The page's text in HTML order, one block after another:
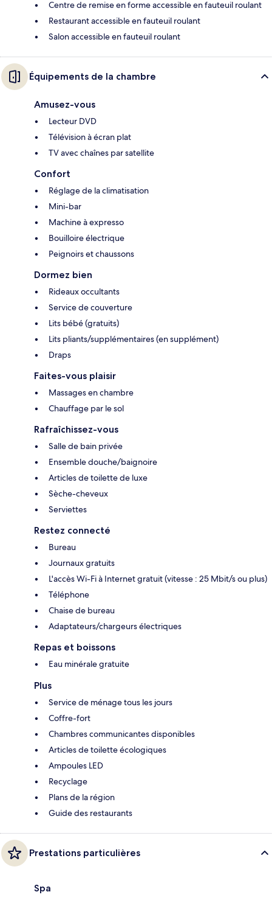
Centre de remise en forme accessible en fauteuil roulant
Restaurant accessible en fauteuil roulant
Salon accessible en fauteuil roulant
Équipements de la chambre
Amusez-vous
Lecteur DVD
Télévision à écran plat
TV avec chaînes par satellite
Confort
Réglage de la climatisation
Mini-bar
Machine à expresso
Bouilloire électrique
Peignoirs et chaussons
Dormez bien
Rideaux occultants
Service de couverture
Lits bébé (gratuits)
Lits pliants/supplémentaires (en supplément)
Draps
Faites-vous plaisir
Massages en chambre
Chauffage par le sol
Rafraîchissez-vous
Salle de bain privée
Ensemble douche/baignoire
Articles de toilette de luxe
Sèche-cheveux
Serviettes
Restez connecté
Bureau
Journaux gratuits
L'accès Wi-Fi à Internet gratuit (vitesse : 25 Mbit/s ou plus)
Téléphone
Chaise de bureau
Adaptateurs/chargeurs électriques
Repas et boissons
Eau minérale gratuite
Plus
Service de ménage tous les jours
Coffre-fort
Chambres communicantes disponibles
Articles de toilette écologiques
Ampoules LED
Recyclage
Plans de la région
Guide des restaurants
Prestations particulières
Spa